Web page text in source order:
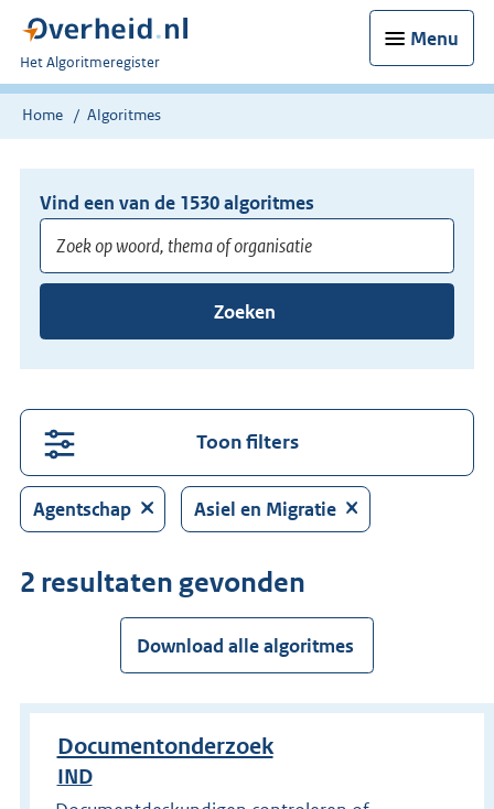
Menu
U
bent
nu
Het Algoritmeregister
Home Algoritmes
Vind een van de 1530algoritmes
Voer
3
tekens
in
voor
suggesties.
op
om
Zoeken
Toon filters
Agentschap Asiel en Migratie
2 resultaten gevonden
Download alle algoritmes
Documentonderzoek
IND